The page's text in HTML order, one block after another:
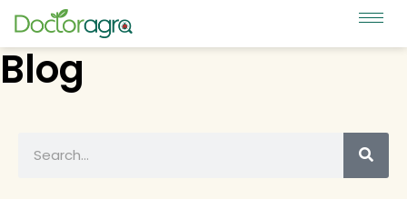
Blog